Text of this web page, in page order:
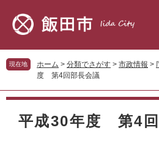
先
頭
す。
を
飛
し
現在地 ホーム > 分類でさがす > 市政情報 >
度 第4回部長会議
本
平成30年度 第4回